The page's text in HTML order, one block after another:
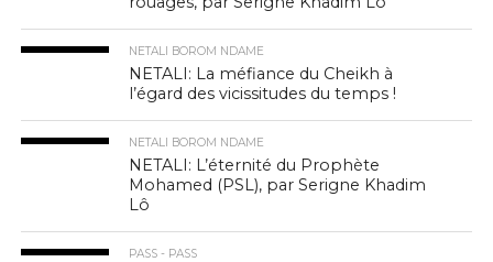
NETALI BOROM NDAME
NETALI: La méfiance du Cheikh à
l’égard des vicissitudes du temps !
NETALI BOROM NDAME
NETALI: L’éternité du Prophète
Mohamed (PSL), par Serigne Khadim
Lô
PASS - PASS